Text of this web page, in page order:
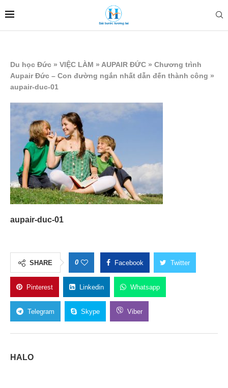
Du học Đức » VIỆC LÀM » AUPAIR ĐỨC » Chương trình
Aupair Đức – Con đường ngắn nhất dẫn đến thành công »
aupair-duc-01
aupair-duc-01
SHARE 0 Facebook Twitter
Pinterest Linkedin Whatsapp
Telegram Skype Viber
HALO